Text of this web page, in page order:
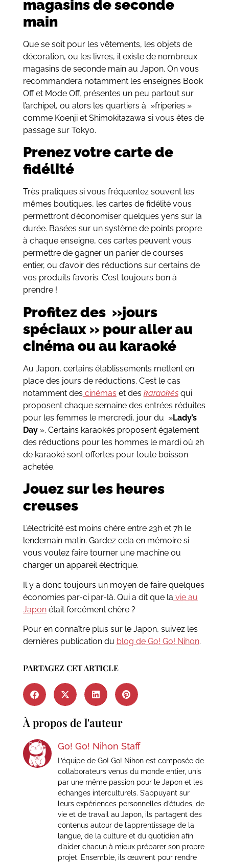
magasins de seconde
main
Que se soit pour les vêtements, les objets de
décoration, ou les livres, il existe de nombreux
magasins de seconde main au Japon. On vous
recommandera notamment les enseignes Book
Off et Mode Off, présentes un peu partout sur
l’archipel, ou alors les quartiers à »friperies »
comme Koenji et Shimokitazawa si vous êtes de
passage sur Tokyo.
Prenez votre carte de
fidélité
Très pratiques si vous fréquentez souvent les
mêmes boutiques, les cartes de fidélité vous
permettront d’économiser quelques yens sur la
durée. Basées sur un système de points propre
à chaque enseigne, ces cartes peuvent vous
permettre de gagner un panier de courses
entier, ou d’avoir des réductions sur certains de
vos produits favoris. C’est toujours bon à
prendre !
Profitez des »jours
spéciaux » pour aller au
cinéma ou au karaoké
Au Japon, certains établissements mettent en
place des jours de réductions. C’est le cas
notamment des cinémas et des karaokésqui
proposent chaque semaine des entrées réduites
pour les femmes le mercredi, jour du »Lady’s
Day». Certains karaokés proposent également
des réductions pour les hommes le mardi où 2h
de karaoké sont offertes pour toute boisson
achetée.
Jouez sur les heures
creuses
L’électricité est moins chère entre 23h et 7h le
lendemain matin. Gardez cela en mémoire si
vous voulez faire tourner une machine ou
charger un appareil électrique.
Il y a donc toujours un moyen de faire quelques
économies par-ci par-là. Qui a dit que la vie au
Japonétait forcément chère ?
Pour en connaître plus sur le Japon, suivez les
dernières publication du blog de Go! Go! Nihon.
PARTAGEZ CET ARTICLE
À propos de l'auteur
Go! Go! Nihon Staff
L’équipe de Go! Go! Nihon est composée de
collaborateurs venus du monde entier, unis
par une même passion pour le Japon et les
échanges interculturels. S’appuyant sur
leurs expériences personnelles d’études, de
vie et de travail au Japon, ils partagent des
contenus autour de l’apprentissage de la
langue, de la culture et du quotidien afin
d’aider chacun à mieux préparer son propre
projet. Ensemble, ils œuvrent pour rendre